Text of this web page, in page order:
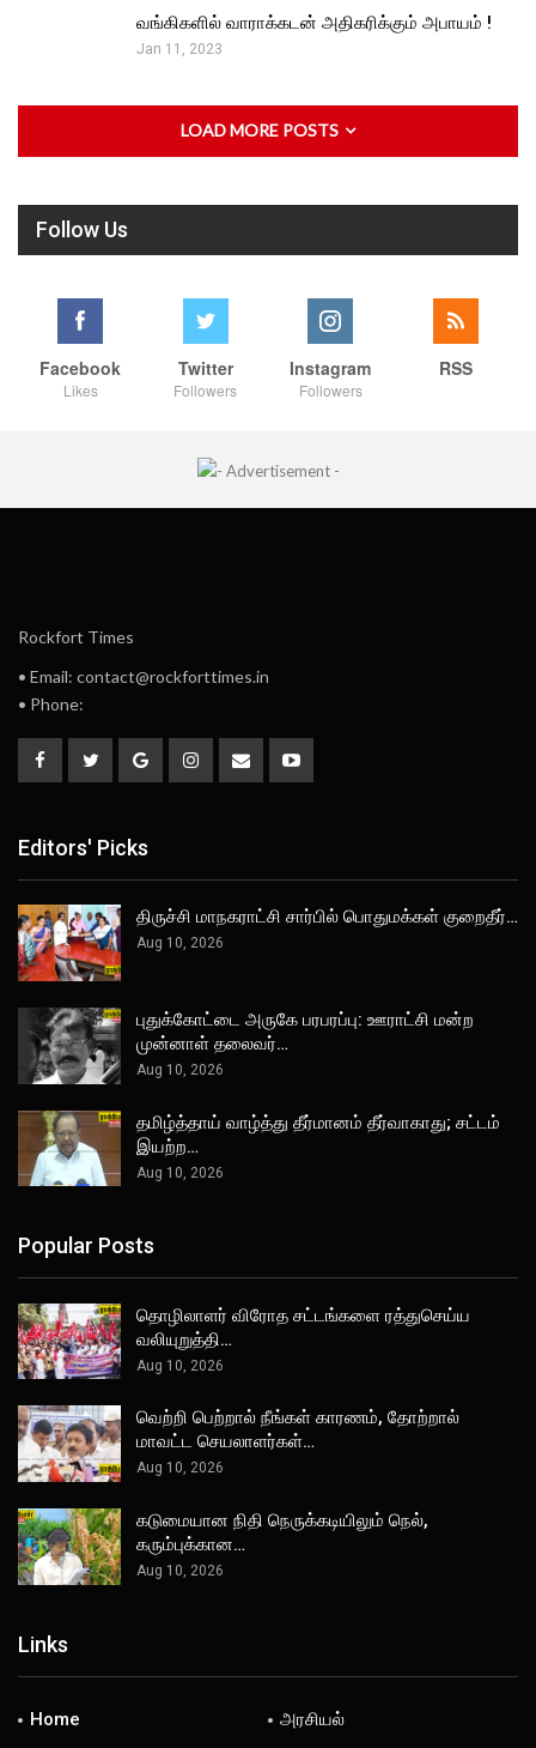
வங்கிகளில் வாராக்கடன் அதிகரிக்கும் அபாயம் !
Jan 11, 2023
LOAD MORE POSTS
Follow Us
Facebook
Likes
Twitter
Followers
Instagram
Followers
RSS
Rockfort Times
• Email: contact@rockforttimes.in
• Phone:
Editors' Picks
திருச்சி மாநகராட்சி சார்பில் பொதுமக்கள் குறைதீர்…
Aug 10, 2026
புதுக்கோட்டை அருகே பரபரப்பு: ஊராட்சி மன்ற
முன்னாள் தலைவர்…
Aug 10, 2026
தமிழ்த்தாய் வாழ்த்து தீர்மானம் தீர்வாகாது; சட்டம்
இயற்ற…
Aug 10, 2026
Popular Posts
தொழிலாளர் விரோத சட்டங்களை ரத்துசெய்ய
வலியுறுத்தி…
Aug 10, 2026
வெற்றி பெற்றால் நீங்கள் காரணம், தோற்றால்
மாவட்ட செயலாளர்கள்…
Aug 10, 2026
கடுமையான நிதி நெருக்கடியிலும் நெல்,
கரும்புக்கான…
Aug 10, 2026
Links
Home
அரசியல்